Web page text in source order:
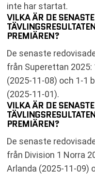
inte har startat.
VILKA ÄR DE
PREMIÄREN?
De senaste
från Superettan
(2025-11-08) och 1-1
(2025-11-01).
VILKA ÄR DE
PREMIÄREN?
De senaste
från Division 1 Norra
Arlanda (2025-11-09)